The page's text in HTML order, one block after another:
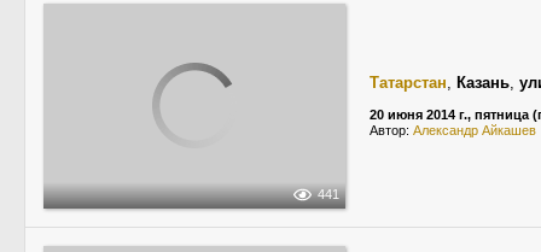
441
Татарстан, Казань,
20 июня 2014 г., пятница
Автор: Александр Айкашев